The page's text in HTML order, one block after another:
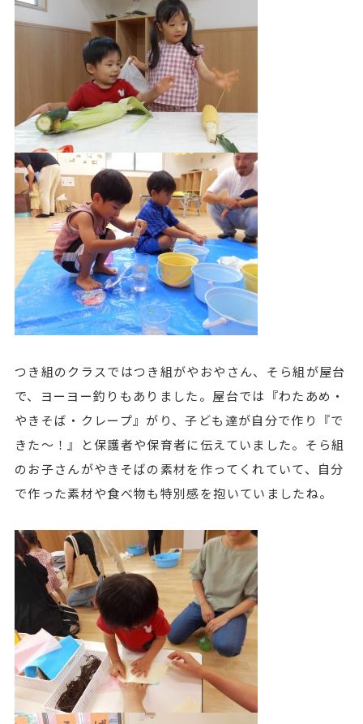
つき組のクラスではつき組がやおやさん、そら組が屋台
で、ヨーヨー釣りもありました。屋台では『わたあめ・
やきそば・クレープ』がり、子ども達が自分で作り『で
きた～！』と保護者や保育者に伝えていました。そら組
のお子さんがやきそばの素材を作ってくれていて、自分
で作った素材や食べ物も特別感を抱いていましたね。